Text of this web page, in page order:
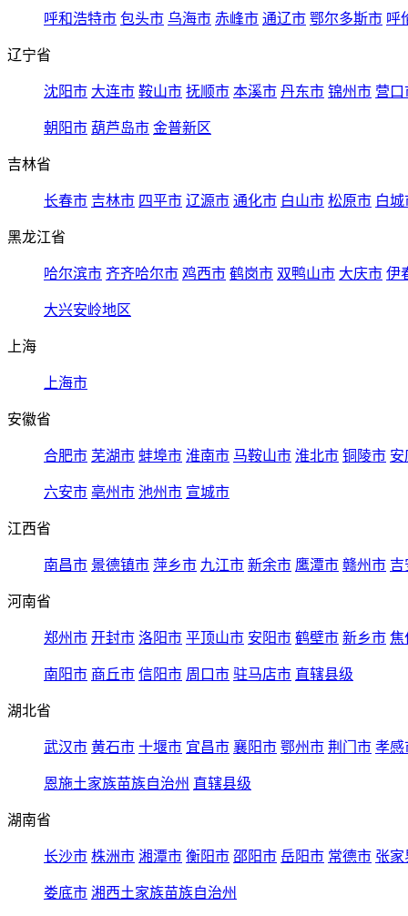
呼和浩特市 包头市 乌海市 赤峰市 通辽市 鄂尔多斯市 呼
辽宁省
沈阳市 大连市 鞍山市 抚顺市 本溪市 丹东市 锦州市 营口
朝阳市 葫芦岛市 金普新区
吉林省
长春市 吉林市 四平市 辽源市 通化市 白山市 松原市 白城
黑龙江省
哈尔滨市 齐齐哈尔市 鸡西市 鹤岗市 双鸭山市 大庆市 伊
大兴安岭地区
上海
上海市
安徽省
合肥市 芜湖市 蚌埠市 淮南市 马鞍山市 淮北市 铜陵市 安
六安市 亳州市 池州市 宣城市
江西省
南昌市 景德镇市 萍乡市 九江市 新余市 鹰潭市 赣州市 吉
河南省
郑州市 开封市 洛阳市 平顶山市 安阳市 鹤壁市 新乡市 焦
南阳市 商丘市 信阳市 周口市 驻马店市 直辖县级
湖北省
武汉市 黄石市 十堰市 宜昌市 襄阳市 鄂州市 荆门市 孝感
恩施土家族苗族自治州 直辖县级
湖南省
长沙市 株洲市 湘潭市 衡阳市 邵阳市 岳阳市 常德市 张家
娄底市 湘西土家族苗族自治州